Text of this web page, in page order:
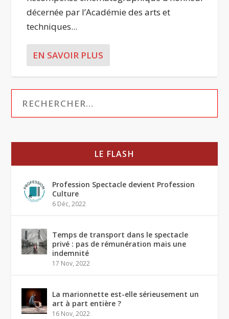
décernée par l’Académie des arts et
techniques...
EN SAVOIR PLUS
LE FLASH
Profession Spectacle devient Profession
Culture
6 Déc, 2022
Temps de transport dans le spectacle
privé : pas de rémunération mais une
indemnité
17 Nov, 2022
La marionnette est-elle sérieusement un
art à part entière ?
16 Nov, 2022